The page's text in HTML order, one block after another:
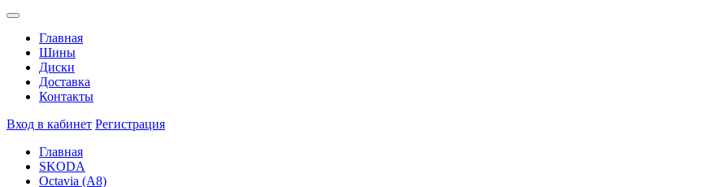
Главная
Шины
Диски
Доставка
Контакты
Вход в кабинет Регистрация
Главная
SKODA
Octavia (A8)